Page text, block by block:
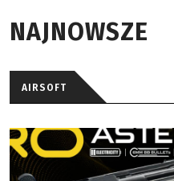
NAJNOWSZE
AIRSOFT